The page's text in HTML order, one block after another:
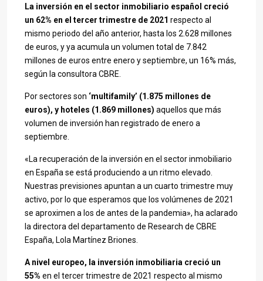
La inversión en el sector inmobiliario español creció
un 62% en el tercer trimestre de 2021 respecto al
mismo periodo del año anterior, hasta los 2.628 millones
de euros, y ya acumula un volumen total de 7.842
millones de euros entre enero y septiembre, un 16% más,
según la consultora CBRE.
Por sectores son ‘multifamily’ (1.875 millones de
euros), y hoteles (1.869 millones) aquellos que más
volumen de inversión han registrado de enero a
septiembre.
«La recuperación de la inversión en el sector inmobiliario
en España se está produciendo a un ritmo elevado.
Nuestras previsiones apuntan a un cuarto trimestre muy
activo, por lo que esperamos que los volúmenes de 2021
se aproximen a los de antes de la pandemia», ha aclarado
la directora del departamento de Research de CBRE
España, Lola Martínez Briones.
A nivel europeo, la inversión inmobiliaria creció un
55% en el tercer trimestre de 2021 respecto al mismo